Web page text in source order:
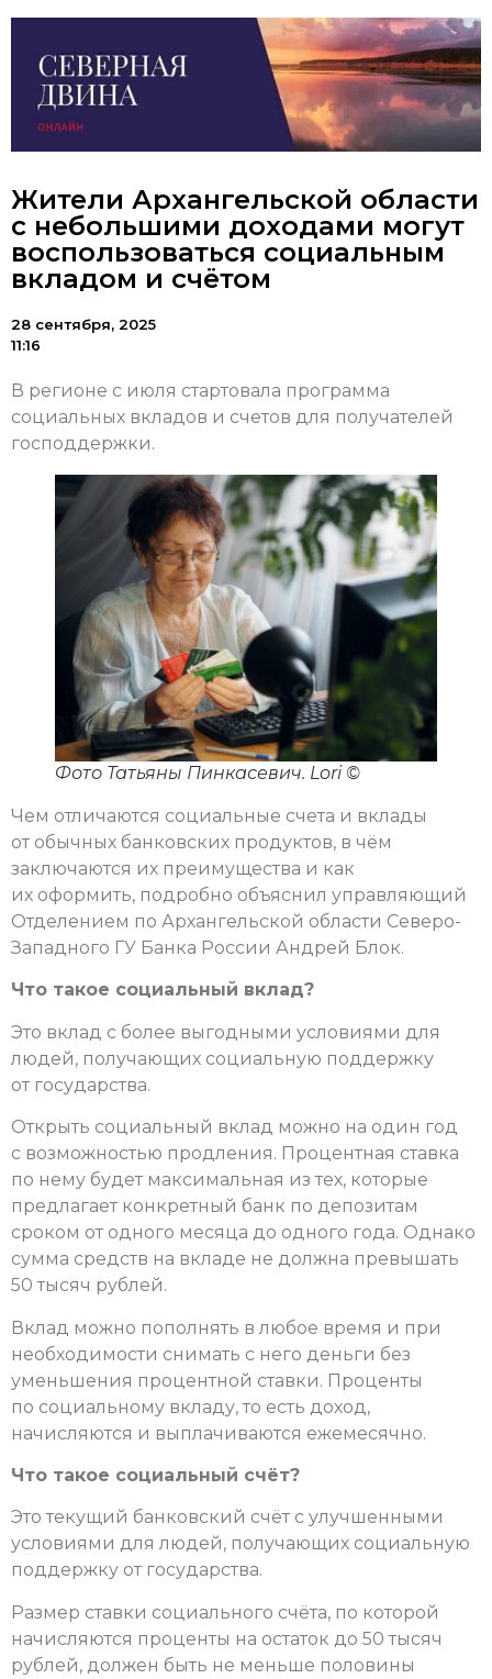
Жители Архангельской области
с небольшими доходами могут
воспользоваться социальным
вкладом и счётом
28 сентября, 2025
11:16
В регионе с июля стартовала программа
социальных вкладов и счетов для получателей
господдержки.
Фото Татьяны Пинкасевич. Lori ©
Чем отличаются социальные счета и вклады
от обычных банковских продуктов, в чём
заключаются их преимущества и как
их оформить, подробно объяснил управляющий
Отделением по Архангельской области Северо-
Западного ГУ Банка России Андрей Блок.
Что такое социальный вклад?
Это вклад с более выгодными условиями для
людей, получающих социальную поддержку
от государства.
Открыть социальный вклад можно на один год
с возможностью продления. Процентная ставка
по нему будет максимальная из тех, которые
предлагает конкретный банк по депозитам
сроком от одного месяца до одного года. Однако
сумма средств на вкладе не должна превышать
50 тысяч рублей.
Вклад можно пополнять в любое время и при
необходимости снимать с него деньги без
уменьшения процентной ставки. Проценты
по социальному вкладу, то есть доход,
начисляются и выплачиваются ежемесячно.
Что такое социальный счёт?
Это текущий банковский счёт с улучшенными
условиями для людей, получающих социальную
поддержку от государства.
Размер ставки социального счёта, по которой
начисляются проценты на остаток до 50 тысяч
рублей, должен быть не меньше половины